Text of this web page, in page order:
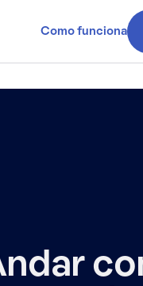
Como funciona